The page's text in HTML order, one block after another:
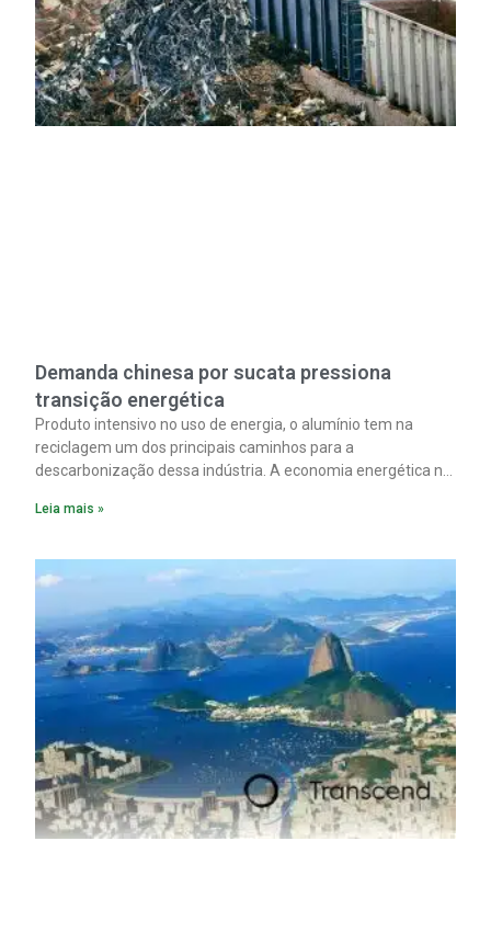
Demanda chinesa por sucata pressiona
transição energética
Produto intensivo no uso de energia, o alumínio tem na
reciclagem um dos principais caminhos para a
descarbonização dessa indústria. A economia energética na
material. A produção de um alumínio mais limpo, no entanto,
insumo, a sucata, devido, sobretudo, ao interesse chinês
pela matéria-prima.
Leia mais »